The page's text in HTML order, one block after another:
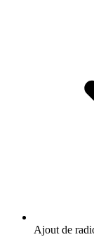
Ajout de